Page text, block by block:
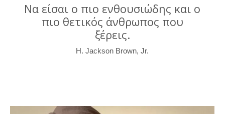
Να είσαι ο πιο ενθουσιώδης και ο
πιο θετικός άνθρωπος που
ξέρεις.
H. Jackson Brown, Jr.